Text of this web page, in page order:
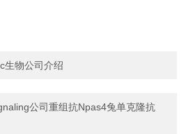
生物公司介绍
公司重组抗Npas4兔单克隆抗